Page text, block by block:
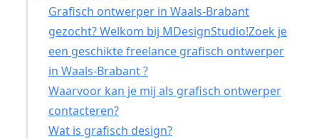
Grafisch ontwerper in Waals-Brabant
gezocht? Welkom bij MDesignStudio!Zoek je
een geschikte freelance grafisch ontwerper
in Waals-Brabant ?
Waarvoor kan je mij als grafisch ontwerper
contacteren?
Wat is grafisch design?